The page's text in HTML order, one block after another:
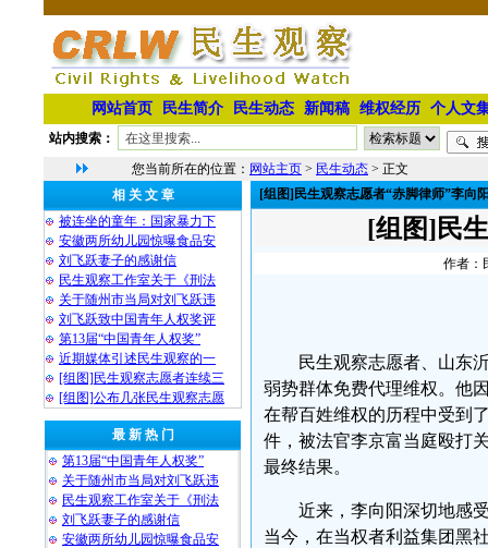
网站首页 民生简介 民生动态 新闻稿 维权经历 个人文
站内搜索：
您当前所在的位置： 网站主页 > 民生动态 > 正文
相 关 文 章
被连坐的童年：国家暴力下
安徽两所幼儿园惊曝食品安
刘飞跃妻子的感谢信
民生观察工作室关于《刑法
关于随州市当局对刘飞跃违
刘飞跃致中国青年人权奖评
第13届“中国青年人权奖”
近期媒体引述民生观察的一
[组图]民生观察志愿者连续三
[组图]公布几张民生观察志愿
最 新 热 门
第13届“中国青年人权奖”
关于随州市当局对刘飞跃违
民生观察工作室关于《刑法
刘飞跃妻子的感谢信
安徽两所幼儿园惊曝食品安
[组图]民生观察志愿者“赤脚律师”李向
[组图]民
作者：
民生观察志愿者、山东
弱势群体免费代理维权。他
在帮百姓维权的历程中受到
件，被法官李京富当庭殴打
最终结果。
近来，李向阳深切地感
当今，在当权者利益集团黑